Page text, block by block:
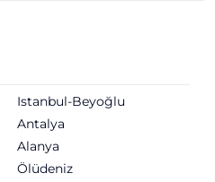
Istanbul-Beyoğlu
Antalya
Alanya
Ölüdeniz